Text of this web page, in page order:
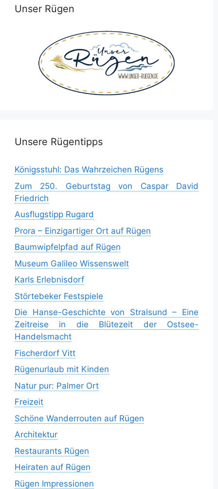
Unser Rügen
Unsere Rügentipps
Königsstuhl: Das Wahrzeichen Rügens
Zum 250. Geburtstag von Caspar David
Friedrich
Ausflugstipp Rugard
Prora – Einzigartiger Ort auf Rügen
Baumwipfelpfad auf Rügen
Museum Galileo Wissenswelt
Karls Erlebnisdorf
Störtebeker Festspiele
Die Hanse-Geschichte von Stralsund – Eine
Zeitreise in die Blütezeit der Ostsee-
Handelsmacht
Fischerdorf Vitt
Rügenurlaub mit Kinden
Natur pur: Palmer Ort
Freizeit
Schöne Wanderrouten auf Rügen
Architektur
Restaurants Rügen
Heiraten auf Rügen
Rügen Impressionen